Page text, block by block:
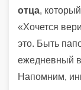
отца,
«Хочется
это. Быть
ежедневный
Напомним,